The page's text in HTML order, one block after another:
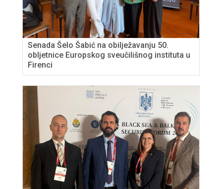
Senada Šelo Šabić na obilježavanju 50.
obljetnice Europskog sveučilišnog instituta u
Firenci